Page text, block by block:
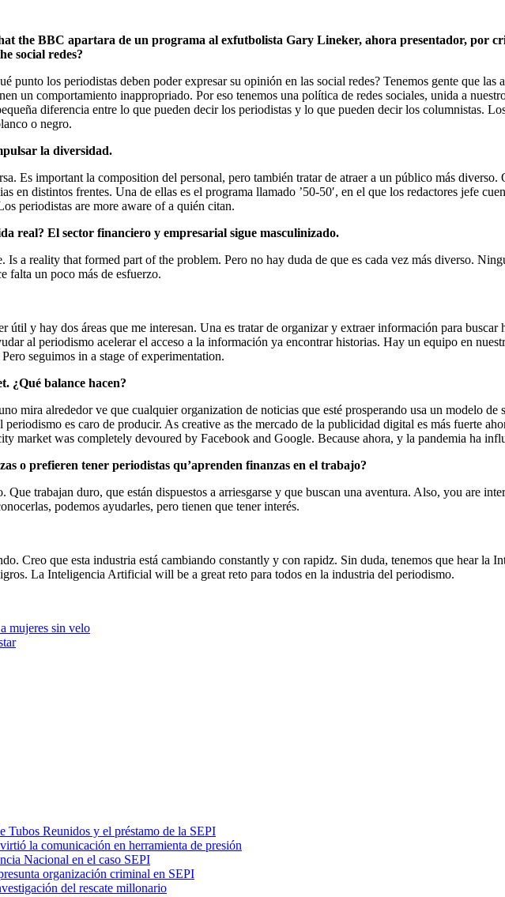
the BBC apartara de un programa al exfutbolista Gary Lineker, ahora presentador, por
social redes?
punto los periodistas deben poder expresar su opinión en las social redes? Tenemos gente que las
un comportamiento inappropriado. Por eso tenemos una política de redes sociales, unida a
diferencia entre lo que pueden decir los periodistas y lo que pueden decir los columnistas.
o negro.
la diversidad.
Es important la composition del personal, pero también tratar de atraer a un público más
en distintos frentes. Una de ellas es el programa llamado ’50-50′, en el que los redactores jefe
periodistas are more aware of a quién citan.
real? El sector financiero y empresarial sigue masculinizado.
a reality that formed part of the problem. Pero no hay duda de que es cada vez más diverso.
falta un poco más de esfuerzo.
útil y hay dos áreas que me interesan. Una es tratar de organizar y extraer información para buscar
al periodismo acelerar el acceso a la información ya encontrar historias. Hay un equipo en
seguimos in a stage of experimentation.
¿Qué balance hacen?
mira alrededor ve que cualquier organization de noticias que esté prosperando usa un modelo de
es caro de producir. As creative as the mercado de la publicidad digital es más fuerte
was completely devoured by Facebook and Google. Because ahora, y la pandemia ha
o prefieren tener periodistas qu’aprenden finanzas en el trabajo?
trabajan duro, que están dispuestos a arriesgarse y que buscan una aventura. Also, you are
podemos ayudarles, pero tienen que tener interés.
Creo que esta industria está cambiando constantly y con rapidz. Sin duda, tenemos que hear la
La Inteligencia Artificial will be a great reto para todos en la industria del periodismo.
mujeres sin velo
Tubos Reunidos y el préstamo de la SEPI
la comunicación en herramienta de presión
Nacional en el caso SEPI
organización criminal en SEPI
del rescate millonario